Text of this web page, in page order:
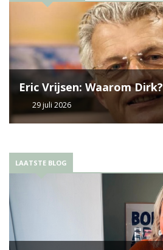
Eric Vrijsen: Waarom Dirk?
29 juli 2026
LAATSTE BLOG